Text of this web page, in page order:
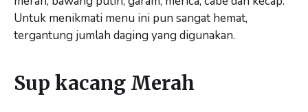
Untuk menikmati menu ini pun sangat hemat,
tergantung jumlah daging yang digunakan.
Sup kacang Merah